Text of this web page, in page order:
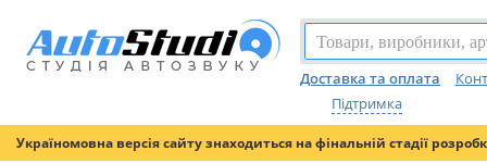
Доставка та оплата
Підтримка
Україномовна версія сайту знаходиться на фінальній стадії